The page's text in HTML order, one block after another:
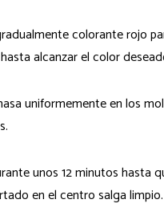
colorante rojo
alcanzar el color
uniformemente en los
unos 12 minutos hasta
en el centro salga limpio.